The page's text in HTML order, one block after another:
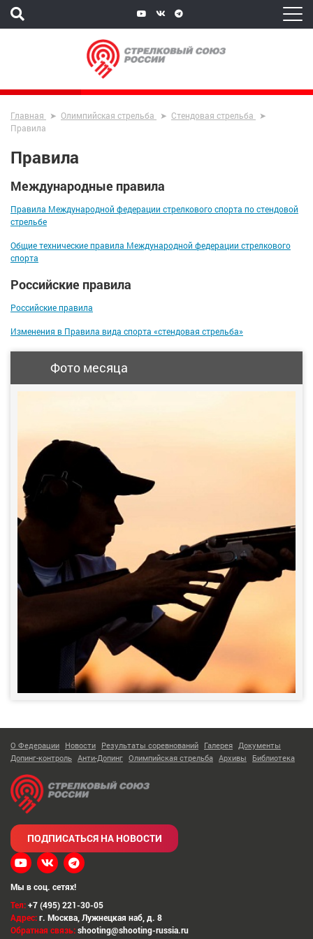
Главная Олимпийская стрельба
Стендовая стрельба
Правила
Правила
Международные правила
Правила Международной федерации стрелкового спорта по стендовой
стрельбе
Общие технические правила Международной федерации стрелкового
спорта
Российские правила
Российские правила
Изменения в Правила вида спорта «стендовая стрельба»
Фото месяца
О Федерации Новости Результаты соревнований Галерея Документы
Допинг-контроль Анти-Допинг Олимпийская стрельба Архивы Библиотека
Тел:+7 (495) 221-30-05
Адрес:г. Москва,Лужнецкая наб, д. 8
Обратная связь:shooting@shooting-russia.ru
ПОДПИСАТЬСЯ НА НОВОСТИ
Мы в соц. сетях!